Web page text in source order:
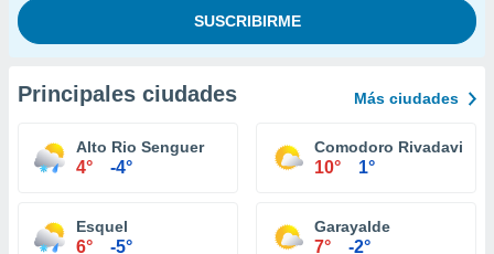
Principales ciudades Más ciudades
Alto Rio Senguer
4° -4°
Comodoro Rivadavia
10° 1°
Esquel
6° -5°
Garayalde
7° -2°